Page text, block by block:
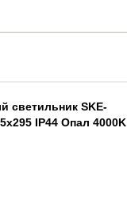
светильник SKE-
IP44 Опал 4000K